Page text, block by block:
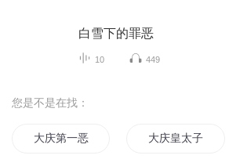
白雪下的罪恶
10 449
您是不是在找：
大庆第一恶 大庆皇太子